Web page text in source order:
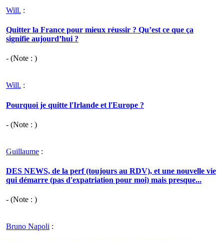
Will. :
Quitter la France pour mieux réussir ? Qu’est ce que ça
signifie aujourd’hui ?
- (Note : )
Will. :
Pourquoi je quitte l'Irlande et l'Europe ?
- (Note : )
Guillaume :
DES NEWS, de la perf (toujours au RDV), et une nouvelle vie
qui démarre (pas d'expatriation pour moi) mais presque...
- (Note : )
Bruno Napoli :